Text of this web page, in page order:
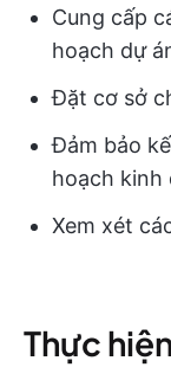
Cung cấp
hoạch dự
Đặt cơ sở
Đảm bảo
hoạch kinh
Xem xét
Thực